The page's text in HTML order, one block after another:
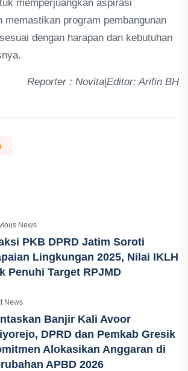
memperjuangkan aspirasi
memastikan program pembangunan
dengan harapan dan kebutuhan
Reporter : Novita|Editor: Arifin BH
News
PKB DPRD Jatim Soroti
Lingkungan 2025, Nilai IKLH
Penuhi Target RPJMD
News
Banjir Kali Avoor
DPRD dan Pemkab Gresik
Alokasikan Anggaran di
APBD 2026